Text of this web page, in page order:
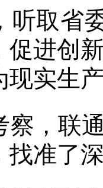
省委
促进创
现实生
联通
找准了